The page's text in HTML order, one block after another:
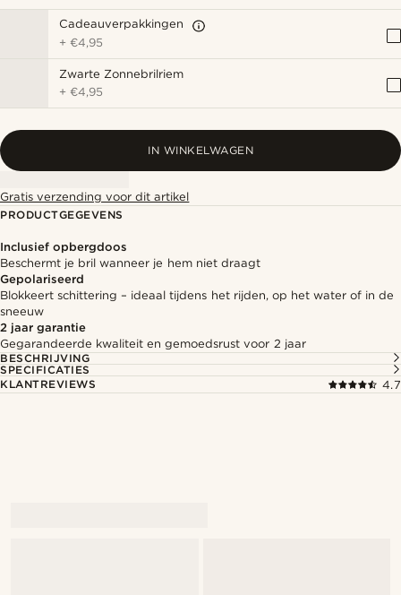
Cadeauverpakkingen
+€4,95
Zwarte Zonnebrilriem
+€4,95
IN WINKELWAGEN
Gratis verzending voor dit artikel
PRODUCTGEGEVENS
Inclusief opbergdoos
Beschermt je bril wanneer je hem niet draagt
Gepolariseerd
Blokkeert schittering – ideaal tijdens het rijden, op het water of in de
sneeuw
2 jaar garantie
Gegarandeerde kwaliteit en gemoedsrust voor 2 jaar
BESCHRIJVING
SPECIFICATIES
KLANTREVIEWS
4.7